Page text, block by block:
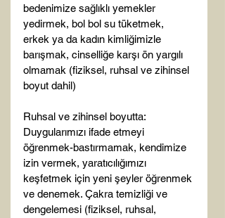
bedenimize sağlıklı yemekler
yedirmek, bol bol su tüketmek,
erkek ya da kadın kimliğimizle
barışmak, cinselliğe karşı ön yargılı
olmamak (fiziksel, ruhsal ve zihinsel
boyut dahil)
Ruhsal ve zihinsel boyutta:
Duygularımızı ifade etmeyi
öğrenmek-bastırmamak, kendimize
izin vermek, yaratıcılığımızı
keşfetmek için yeni şeyler öğrenmek
ve denemek. Çakra temizliği ve
dengelemesi (fiziksel, ruhsal,